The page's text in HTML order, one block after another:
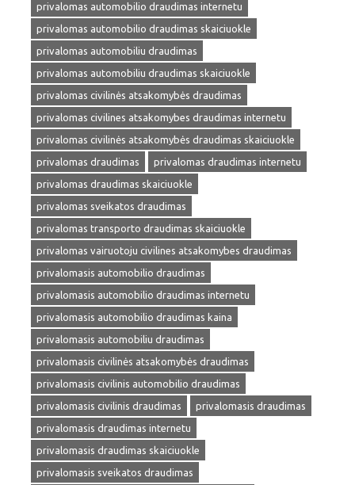
privalomas automobilio draudimas internetu
privalomas automobilio draudimas skaiciuokle
privalomas automobiliu draudimas
privalomas automobiliu draudimas skaiciuokle
privalomas civilinės atsakomybės draudimas
privalomas civilines atsakomybes draudimas internetu
privalomas civilinės atsakomybės draudimas skaiciuokle
privalomas draudimas
privalomas draudimas internetu
privalomas draudimas skaiciuokle
privalomas sveikatos draudimas
privalomas transporto draudimas skaiciuokle
privalomas vairuotoju civilines atsakomybes draudimas
privalomasis automobilio draudimas
privalomasis automobilio draudimas internetu
privalomasis automobilio draudimas kaina
privalomasis automobiliu draudimas
privalomasis civilinės atsakomybės draudimas
privalomasis civilinis automobilio draudimas
privalomasis civilinis draudimas
privalomasis draudimas
privalomasis draudimas internetu
privalomasis draudimas skaiciuokle
privalomasis sveikatos draudimas